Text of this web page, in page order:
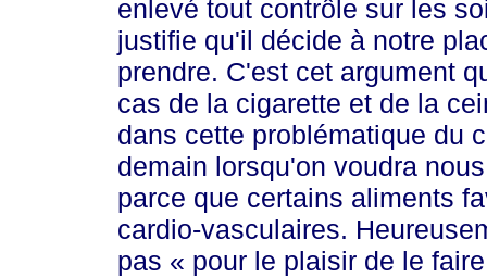
enlevé tout contrôle sur les
justifie qu'il décide à notre
prendre. C'est cet argument
cas de la cigarette et de la
dans cette problématique du
demain lorsqu'on voudra
parce que certains aliments
cardio-vasculaires.
pas « pour le plaisir de le fa